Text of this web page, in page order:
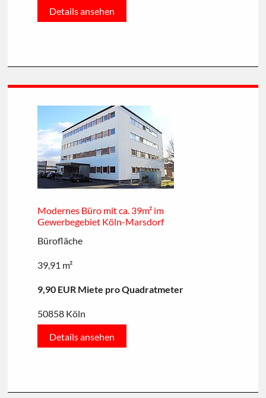
Details ansehen
Modernes Büro mit ca. 39m² im
Gewerbegebiet Köln-Marsdorf
Bürofläche
39,91 m²
9,90 EUR Miete pro Quadratmeter
50858 Köln
Details ansehen